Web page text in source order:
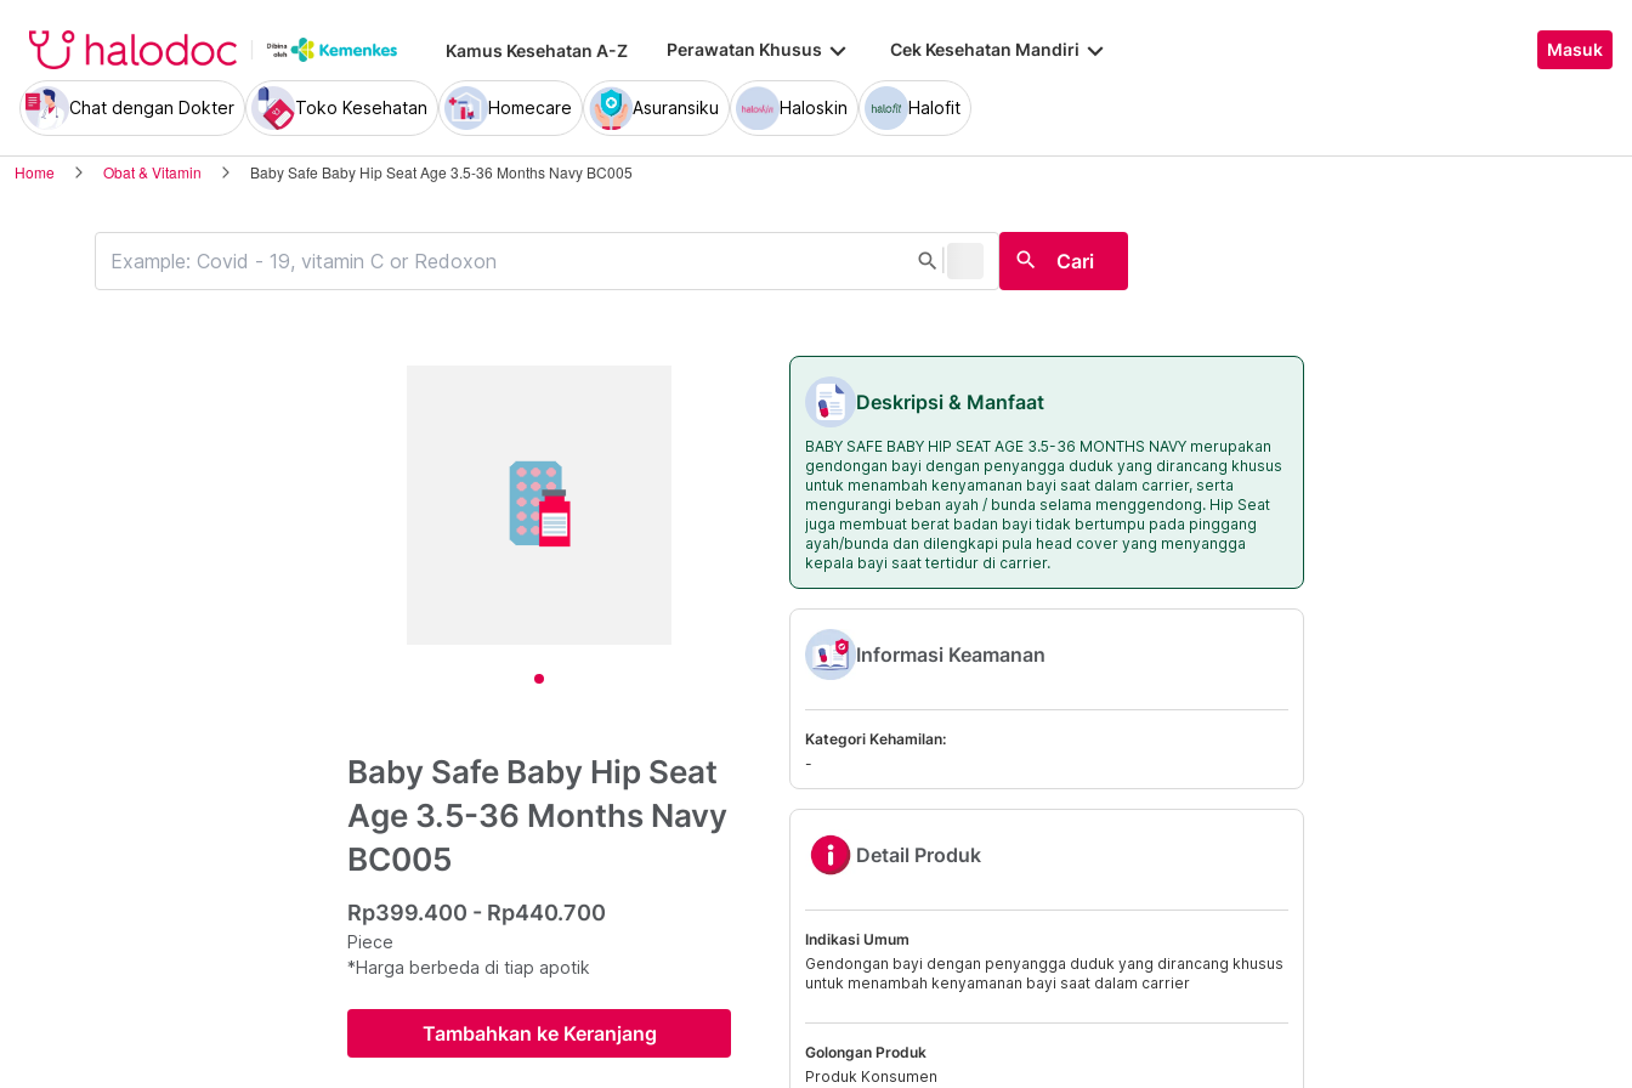
Kamus Kesehatan A-Z Perawatan Khusus keyboard_arrow_down Cek Kesehatan Mandiri keyboard_arrow_down Masuk
Chat dengan Dokter Toko Kesehatan Homecare Asuransiku Haloskin Halofit
Home Obat & Vitamin Baby Safe Baby Hip Seat Age 3.5-36 Months Navy BC005
search search Cari
Baby Safe Baby Hip Seat
Age 3.5-36 Months Navy
BC005
Rp399.400 - Rp440.700
Piece
*Harga berbeda di tiap apotik
Tambahkan ke Keranjang
Deskripsi & Manfaat
BABY SAFE BABY HIP SEAT AGE 3.5-36 MONTHS NAVY merupakan
gendongan bayi dengan penyangga duduk yang dirancang khusus
untuk menambah kenyamanan bayi saat dalam carrier, serta
mengurangi beban ayah / bunda selama menggendong. Hip Seat
juga membuat berat badan bayi tidak bertumpu pada pinggang
ayah/bunda dan dilengkapi pula head cover yang menyangga
kepala bayi saat tertidur di carrier.
Informasi Keamanan
Kategori Kehamilan:
-
Detail Produk
Indikasi Umum
Gendongan bayi dengan penyangga duduk yang dirancang khusus
untuk menambah kenyamanan bayi saat dalam carrier
Golongan Produk
Produk Konsumen